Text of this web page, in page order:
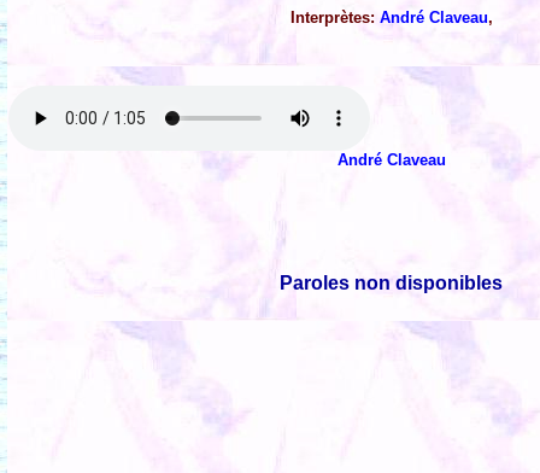
Interprètes: André Claveau,
André Claveau
Paroles non disponibles